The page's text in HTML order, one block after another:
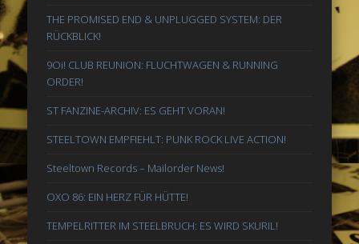
THE PROMISED END & UNPLUGGED SYSTEM: DER
RÜCKBLICK!
9Oi! CLUB REUNION: FLUCHTWAGEN & RUNNING
ORDER!
ST FANZINE-ARCHIV: ES GEHT VORAN!
STEELTOWN EMPFIEHLT: PUNK ROCK LIVE ACTION!
Steeltown Records – Mailorder News!
OXO 86: EIN HERZ FÜR HÜTTE!
TEMPELRITTER IM STEELBRUCH: ES WIRD SKURIL!